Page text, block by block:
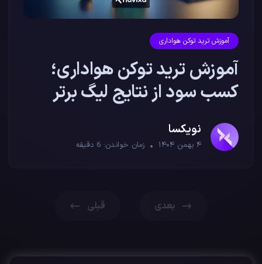
آموزش ترید توکن هواداری
آموزش ترید توکن هواداری؛
کسب سود از نتایج لیگ برتر
نویکسا
۴ بهمن ۱۴۰۴ زمان خواندن: 6 دقیقه
بعدی قبلی